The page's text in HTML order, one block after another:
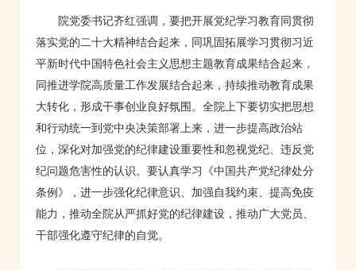
院党委书记齐红强调，要把开展党纪学习教育同贯彻
落实党的二十大精神结合起来，同巩固拓展学习贯彻习近
平新时代中国特色社会主义思想主题教育成果结合起来，
同推进学院高质量工作发展结合起来，持续推动教育成果
大转化，形成干事创业良好氛围。全院上下要切实把思想
和行动统一到党中央决策部署上来，进一步提高政治站
位，深化对加强党的纪律建设重要性和忽视党纪、违反党
纪问题危害性的认识。要认真学习《中国共产党纪律处分
条例》，进一步强化纪律意识、加强自我约束、提高免疫
能力，推动全院从严抓好党的纪律建设，推动广大党员、
干部强化遵守纪律的自觉。